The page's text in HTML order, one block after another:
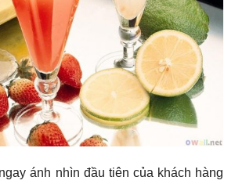
ánh nhìn đầu tiên của khách hàng